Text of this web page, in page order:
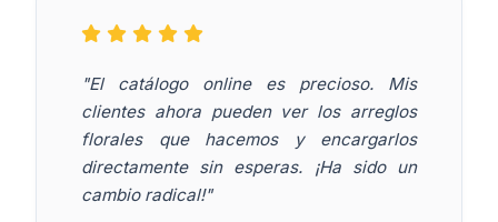
"El catálogo online es precioso. Mis
clientes ahora pueden ver los arreglos
florales que hacemos y encargarlos
directamente sin esperas. ¡Ha sido un
cambio radical!"